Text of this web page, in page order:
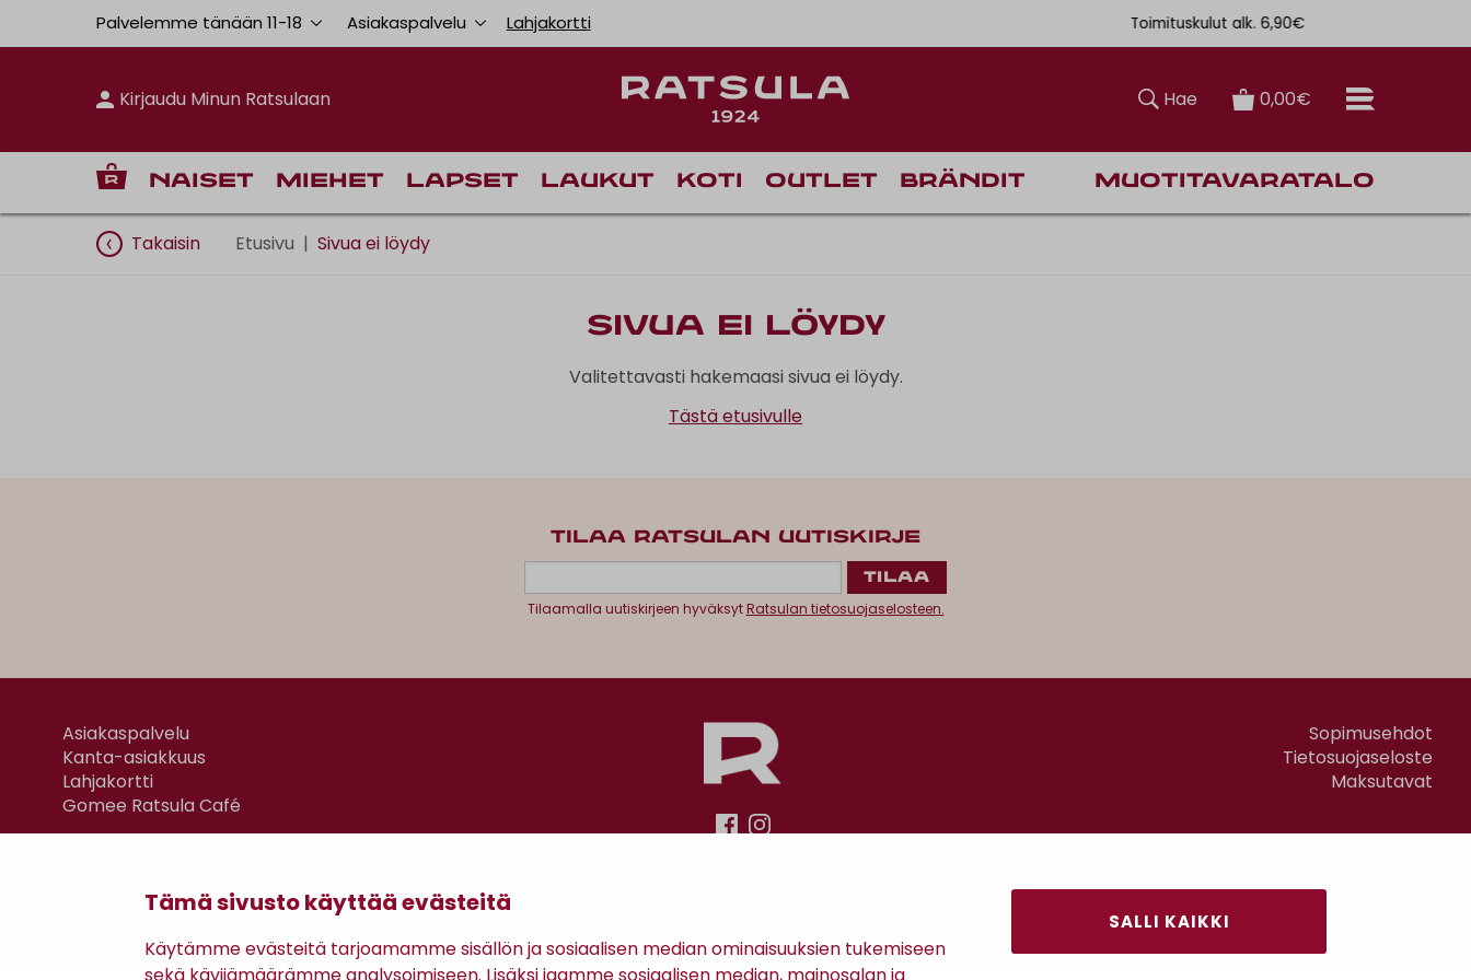
Tämä sivusto käyttää evästeitä
Käytämme evästeitä tarjoamamme sisällön ja sosiaalisen median ominaisuuksien tukemiseen
SALLI KAIKKI
Palvelemme tänään 11-18 Asiakaspalvelu Lahjakortti Toimituskulut alk. 6,90€
Kirjaudu Minun Ratsulaan Hae 0,00€
Naiset Miehet Lapset Laukut Koti Outlet Brändit Muotitavaratalo
Takaisin Etusivu | Sivua ei löydy
Sivua ei löydy
Valitettavasti hakemaasi sivua ei löydy.
Tästä etusivulle
TILAA RATSULAN UUTISKIRJE
Tilaamalla uutiskirjeen hyväksytRatsulan tietosuojaselosteen.
Asiakaspalvelu
Kanta-asiakkuus
Lahjakortti
Gomee Ratsula Café
Sopimusehdot
Tietosuojaseloste
Maksutavat